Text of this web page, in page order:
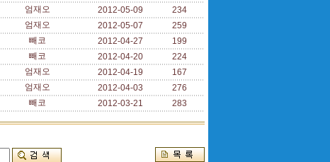
엄재오 2012-05-09
234
엄재오 2012-05-07
259
빼코 2012-04-27
199
빼코 2012-04-20
224
엄재오 2012-04-19
167
엄재오 2012-04-03
276
빼코 2012-03-21 283